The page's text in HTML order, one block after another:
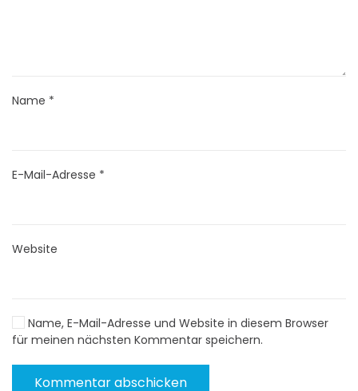
Name *
E-Mail-Adresse *
Website
Name, E-Mail-Adresse und Website in diesem Browser
für meinen nächsten Kommentar speichern.
Kommentar abschicken